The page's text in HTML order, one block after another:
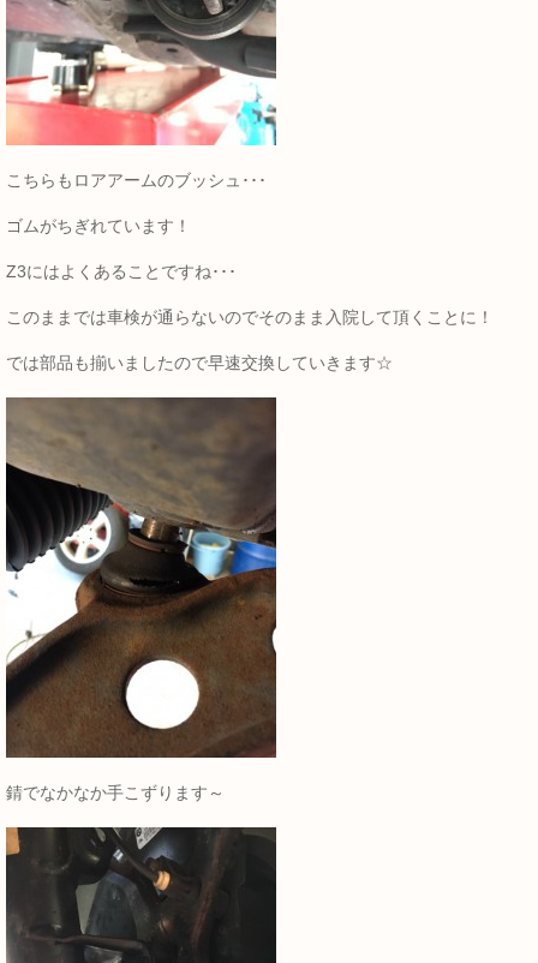
こちらもロアアームのブッシュ･･･
ゴムがちぎれています！
Z3にはよくあることですね･･･
このままでは車検が通らないのでそのまま入院して頂くことに！
では部品も揃いましたので早速交換していきます☆
錆でなかなか手こずります～